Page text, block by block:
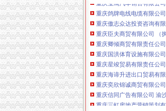
重庆鸽牌电线电缆有限公司
重庆傲志众达投资咨询有
重庆臣夫商贸有限公司 （
重庆卿倾商贸有限责任公
重庆国洪体育设施有限公司
重庆星竣贸易有限责任公
重庆海谛升进出口贸易有
重庆奕欣锦诚商贸有限公
重庆信同广告有限公司 渝
重庆三虹房地产营销策划
重庆宝鹰汽车销售有限公司